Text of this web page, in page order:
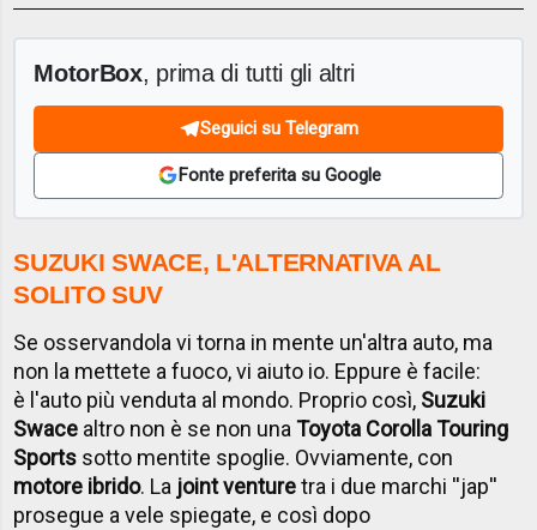
MotorBox, prima di tutti gli altri
Seguici su Telegram
Fonte preferita su Google
SUZUKI SWACE, L'ALTERNATIVA AL
SOLITO SUV
Se osservandola vi torna in mente un'altra auto, ma
non la mettete a fuoco, vi aiuto io. Eppure è facile:
è l'auto più venduta al mondo. Proprio così, Suzuki
Swace altro non è se non unaToyota Corolla Touring
Sports sotto mentite spoglie. Ovviamente, con
motore ibrido. La joint venturetra i due marchi ''jap''
prosegue a vele spiegate, e così dopo